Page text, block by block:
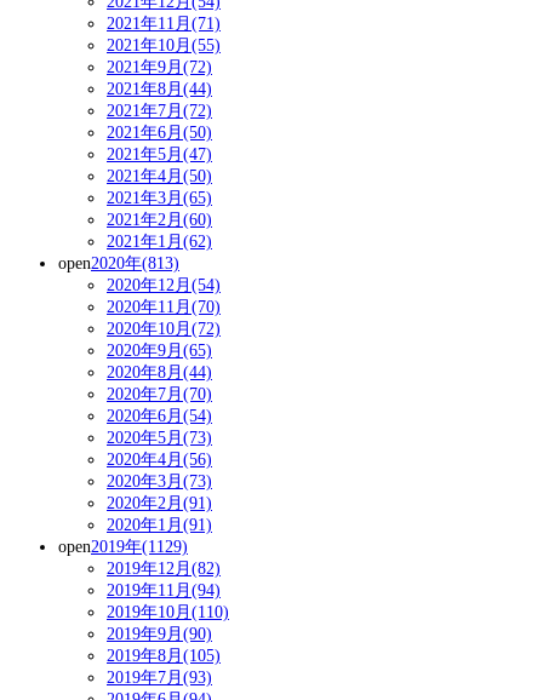
2021年11月(71)
2021年10月(55)
2021年9月(72)
2021年8月(44)
2021年7月(72)
2021年6月(50)
2021年5月(47)
2021年4月(50)
2021年3月(65)
2021年2月(60)
2021年1月(62)
open2020年(813)
2020年12月(54)
2020年11月(70)
2020年10月(72)
2020年9月(65)
2020年8月(44)
2020年7月(70)
2020年6月(54)
2020年5月(73)
2020年4月(56)
2020年3月(73)
2020年2月(91)
2020年1月(91)
open2019年(1129)
2019年12月(82)
2019年11月(94)
2019年10月(110)
2019年9月(90)
2019年8月(105)
2019年7月(93)